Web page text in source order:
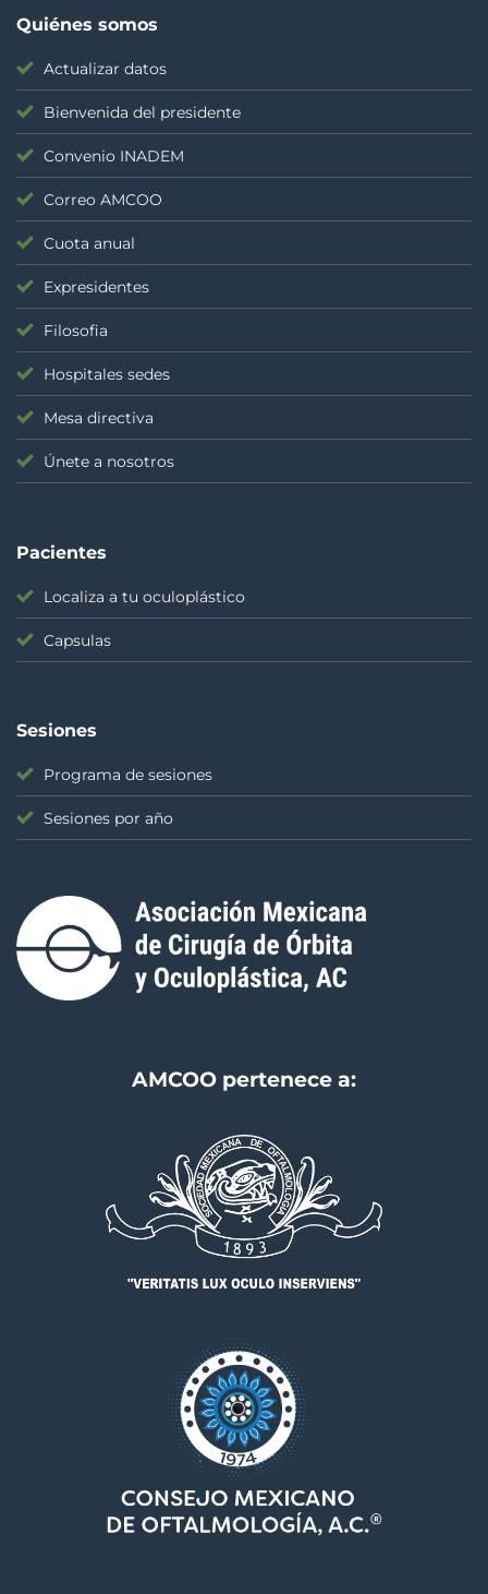
Quiénes somos
Actualizar datos
Bienvenida del presidente
Convenio INADEM
Correo AMCOO
Cuota anual
Expresidentes
Filosofia
Hospitales sedes
Mesa directiva
Únete a nosotros
Pacientes
Localiza a tu oculoplástico
Capsulas
Sesiones
Programa de sesiones
Sesiones por año
AMCOO pertenece a: